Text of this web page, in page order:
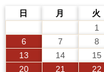
日
月 火
1
6
7 8
13
14 15
20
21 22